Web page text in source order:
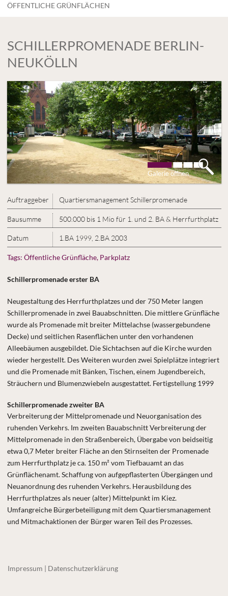
ÖFFENTLICHE GRÜNFLÄCHEN
SCHILLERPROMENADE BERLIN-
NEUKÖLLN
Galerie öffnen
Auftraggeber Quartiersmanagement Schillerpromenade
Bausumme 500.000 bis 1 Mio für 1. und 2. BA & Herrfurthplatz
Datum 1.BA 1999, 2.BA 2003
Tags: Öffentliche Grünfläche, Parkplatz
Schillerpromenade erster BA
Neugestaltung des Herrfurthplatzes und der 750 Meter langen
Schillerpromenade in zwei Bauabschnitten. Die mittlere Grünfläche
wurde als Promenade mit breiter Mittelachse (wassergebundene
Decke) und seitlichen Rasenflächen unter den vorhandenen
Alleebäumen ausgebildet. Die Sichtachsen auf die Kirche wurden
wieder hergestellt. Des Weiteren wurden zwei Spielplätze integriert
und die Promenade mit Bänken, Tischen, einem Jugendbereich,
Sträuchern und Blumenzwiebeln ausgestattet. Fertigstellung 1999
Schillerpromenade zweiter BA
Verbreiterung der Mittelpromenade und Neuorganisation des
ruhenden Verkehrs. Im zweiten Bauabschnitt Verbreiterung der
Mittelpromenade in den Straßenbereich, Übergabe von beidseitig
etwa 0,7 Meter breiter Fläche an den Stirnseiten der Promenade
zum Herrfurthplatz je ca. 150 m² vom Tiefbauamt an das
Grünflächenamt. Schaffung von aufgepflasterten Übergängen und
Neuanordnung des ruhenden Verkehrs. Herausbildung des
Herrfurthplatzes als neuer (alter) Mittelpunkt im Kiez.
Umfangreiche Bürgerbeteiligung mit dem Quartiersmanagement
und Mitmachaktionen der Bürger waren Teil des Prozesses.
Impressum | Datenschutzerklärung